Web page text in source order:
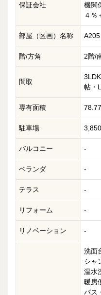
保証会社
機関
４％
部屋（区画）名称 A205
階/方角 2階/
間取
帖・
専有面積
駐車場
バルコニー -
ベランダ -
テラス -
リフォーム -
リノベーション -
洗面
シャ
温水
暖房
バス